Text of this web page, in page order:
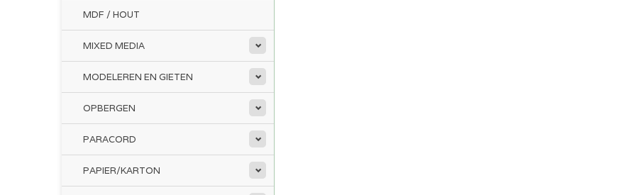
MDF / HOUT
MIXED MEDIA
MODELEREN EN GIETEN
OPBERGEN
PARACORD
PAPIER/KARTON